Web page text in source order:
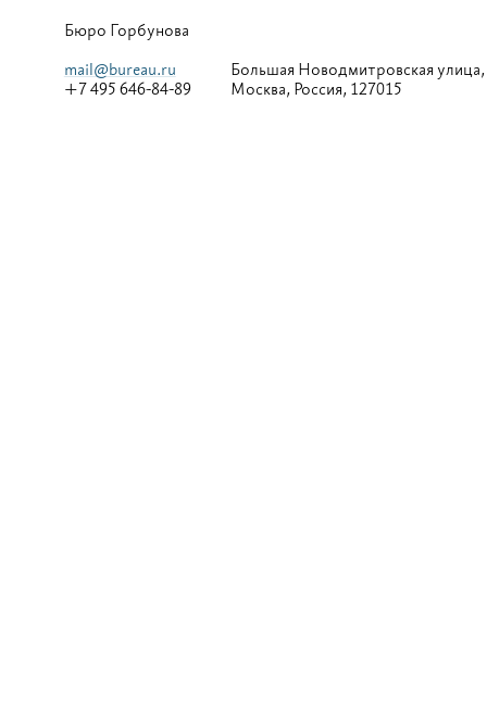
Бюро Горбунова
mail@bureau.ru
+7 495 646-84-89
Большая Новодмитровская улица,
Москва, Россия, 127015